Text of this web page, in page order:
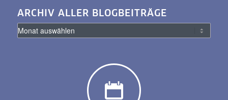
ARCHIV ALLER BLOGBEITRÄGE